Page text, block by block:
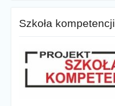
Szkoła kompetencji